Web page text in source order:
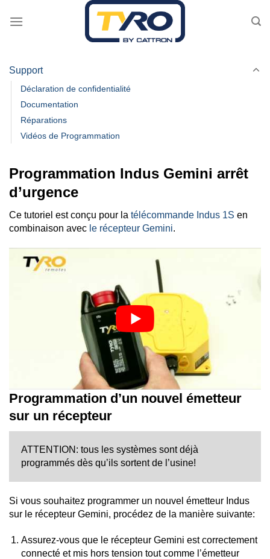
Programmation Indus Gemini arrêt
d’urgence
Ce tutoriel est conçu pour la télécommande Indus 1S en
combinaison avec le récepteur Gemini.
Programmation d’un nouvel émetteur
sur un récepteur
ATTENTION: tous les systèmes sont déjà
programmés dès qu’ils sortent de l’usine!
Si vous souhaitez programmer un nouvel émetteur Indus
sur le récepteur Gemini, procédez de la manière suivante:
Assurez-vous que le récepteur Gemini est correctement
connecté et mis hors tension tout comme l’émetteur
Support
Déclaration de confidentialité
Documentation
Réparations
Vidéos de Programmation